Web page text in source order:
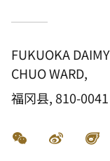
FUKUOKA
CHUO WARD,
福冈县, 810-0041
微信 微博